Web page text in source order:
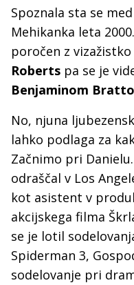
Spoznala sta se
Mehikanka leta 2000.
poročen z vizažistko
Roberts pa se je
Benjaminom
No, njuna
lahko podlaga za
Začnimo pri
odraščal v Los
kot asistent v
akcijskega filma
se je lotil
Spiderman 3,
sodelovanje pri